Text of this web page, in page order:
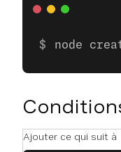
node
Ajouter ce qui suit à